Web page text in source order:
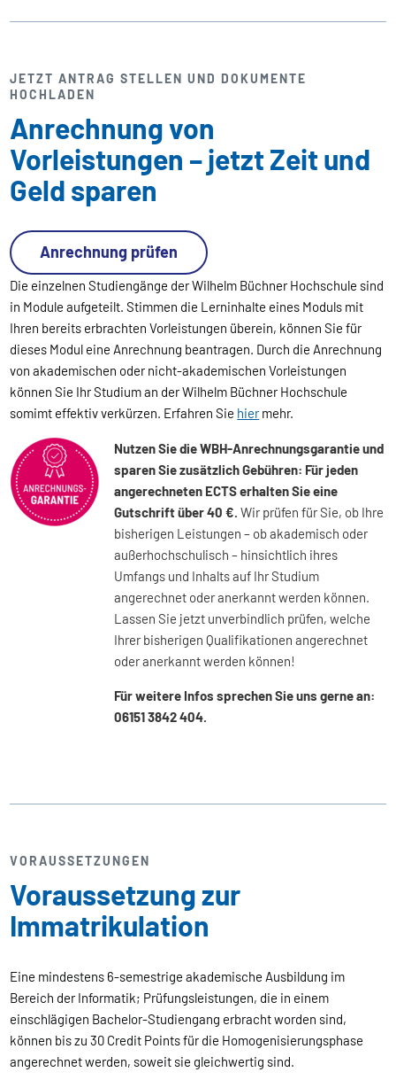
JETZT ANTRAG STELLEN UND DOKUMENTE
HOCHLADEN
Anrechnung von
Vorleistungen – jetzt Zeit und
Geld sparen
Die einzelnen Studiengänge der Wilhelm Büchner Hochschule sind
in Module aufgeteilt. Stimmen die Lerninhalte eines Moduls mit
Ihren bereits erbrachten Vorleistungen überein, können Sie für
dieses Modul eine Anrechnung beantragen. Durch die Anrechnung
von akademischen oder nicht-akademischen Vorleistungen
können Sie Ihr Studium an der Wilhelm Büchner Hochschule
somimt effektiv verkürzen. Erfahren Sie hiermehr.
Nutzen Sie die WBH-Anrechnungsgarantie und
sparen Sie zusätzlich Gebühren: Für jeden
angerechneten ECTS erhalten Sie eine
Gutschrift über 40 €.Wir prüfen für Sie, ob Ihre
bisherigen Leistungen – ob akademisch oder
außerhochschulisch – hinsichtlich ihres
Umfangs und Inhalts auf Ihr Studium
angerechnet oder anerkannt werden können.
Lassen Sie jetzt unverbindlich prüfen, welche
Ihrer bisherigen Qualifikationen angerechnet
oder anerkannt werden können!
Für weitere Infos sprechen Sie uns gerne an:
06151 3842 404.
Anrechnung prüfen
VORAUSSETZUNGEN
Voraussetzung zur
Immatrikulation
Eine mindestens 6-semestrige akademische Ausbildung im
Bereich der Informatik; Prüfungsleistungen, die in einem
einschlägigen Bachelor-Studiengang erbracht worden sind,
können bis zu 30 Credit Points für die Homogenisierungsphase
angerechnet werden, soweit sie gleichwertig sind.